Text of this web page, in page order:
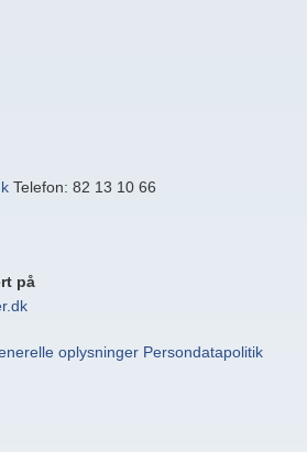
Telefon: 82 13 10 66
på
oplysninger Persondatapolitik